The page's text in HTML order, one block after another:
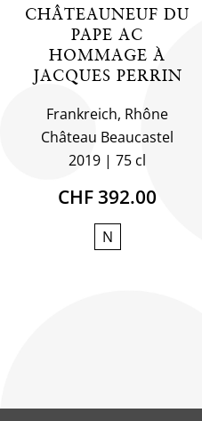
CHÂTEAUNEUF DU
PAPE AC
HOMMAGE À
JACQUES PERRIN
Frankreich, Rhône
Château Beaucastel
2019
75 cl
CHF 392.00
N